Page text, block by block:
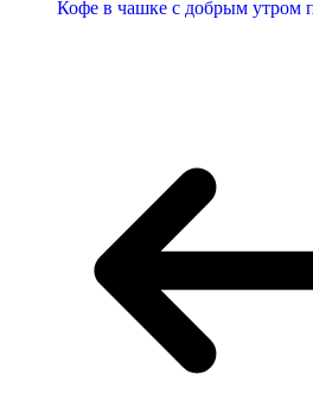
Кофе в чашке с добрым утром